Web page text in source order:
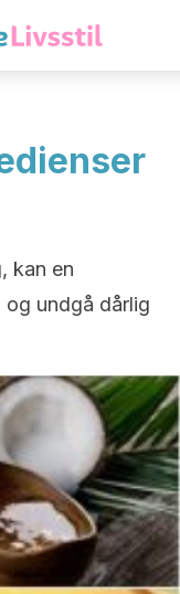
kan en
undgå dårlig